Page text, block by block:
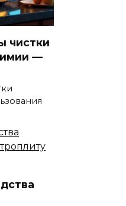
чистки
—